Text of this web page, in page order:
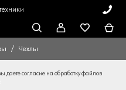
Чехлы
даете согласие на обработку файлов